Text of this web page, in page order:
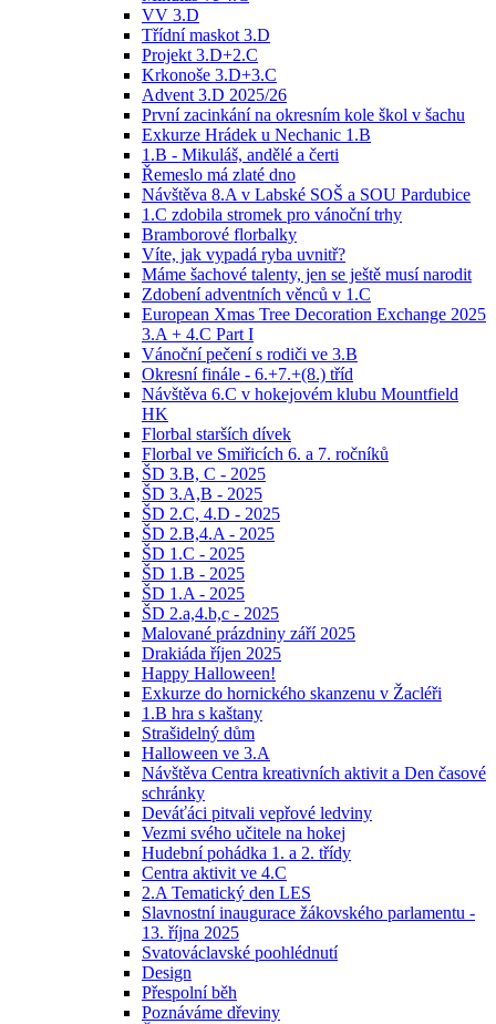
VV 3.D
Třídní maskot 3.D
Projekt 3.D+2.C
Krkonoše 3.D+3.C
Advent 3.D 2025/26
První zacinkání na okresním kole škol v šachu
Exkurze Hrádek u Nechanic 1.B
1.B - Mikuláš, andělé a čerti
Řemeslo má zlaté dno
Návštěva 8.A v Labské SOŠ a SOU Pardubice
1.C zdobila stromek pro vánoční trhy
Bramborové florbalky
Víte, jak vypadá ryba uvnitř?
Máme šachové talenty, jen se ještě musí narodit
Zdobení adventních věnců v 1.C
European Xmas Tree Decoration Exchange 2025
3.A + 4.C Part I
Vánoční pečení s rodiči ve 3.B
Okresní finále - 6.+7.+(8.) tříd
Návštěva 6.C v hokejovém klubu Mountfield
HK
Florbal starších dívek
Florbal ve Smiřicích 6. a 7. ročníků
ŠD 3.B, C - 2025
ŠD 3.A,B - 2025
ŠD 2.C, 4.D - 2025
ŠD 2.B,4.A - 2025
ŠD 1.C - 2025
ŠD 1.B - 2025
ŠD 1.A - 2025
ŠD 2.a,4.b,c - 2025
Malované prázdniny září 2025
Drakiáda říjen 2025
Happy Halloween!
Exkurze do hornického skanzenu v Žacléři
1.B hra s kaštany
Strašidelný dům
Halloween ve 3.A
Návštěva Centra kreativních aktivit a Den časové
schránky
Deváťáci pitvali vepřové ledviny
Vezmi svého učitele na hokej
Hudební pohádka 1. a 2. třídy
Centra aktivit ve 4.C
2.A Tematický den LES
Slavnostní inaugurace žákovského parlamentu -
13. října 2025
Svatováclavské poohlédnutí
Design
Přespolní běh
Poznáváme dřeviny